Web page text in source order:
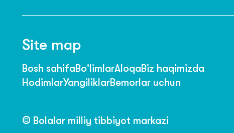
Site map
Bosh sahifaBo'limlarAloqaBiz haqimizda
HodimlarYangiliklarBemorlar uchun
© Bolalar milliy tibbiyot markazi